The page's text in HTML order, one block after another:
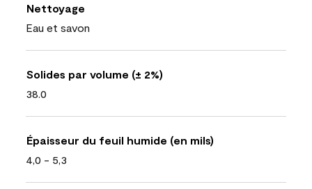
Nettoyage
Eau et savon
Solides par volume (± 2%)
38.0
Épaisseur du feuil humide (en mils)
4,0 - 5,3